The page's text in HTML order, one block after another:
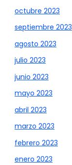
octubre 2023
septiembre 2023
agosto 2023
julio 2023
junio 2023
mayo 2023
abril 2023
marzo 2023
febrero 2023
enero 2023